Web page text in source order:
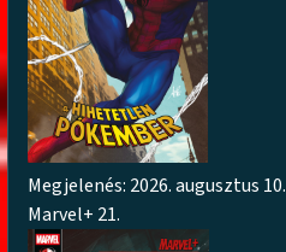
Megjelenés: 2026. augusztus 10.
Marvel+ 21.